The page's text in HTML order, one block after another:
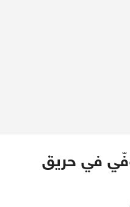
في حريق